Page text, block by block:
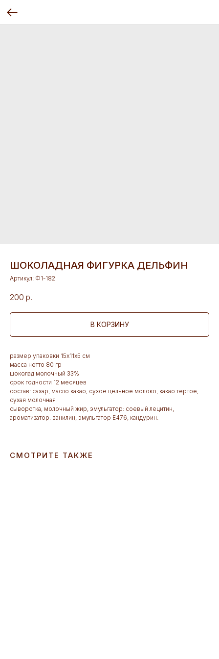
ШОКОЛАДНАЯ ФИГУРКА ДЕЛЬФИН
Артикул: Ф1-182
200 р.
В КОРЗИНУ
размер упаковки 15х11х5 см
масса нетто 80 гр
шоколад молочный 33%
срок годности 12 месяцев
состав: сахар, масло какао, сухое цельное молоко, какао тертое,
сухая молочная
сыворотка, молочный жир, эмульгатор: соевый лецитин,
ароматизатор: ванилин, эмульгатор Е476, кандурин.
СМОТРИТЕ ТАКЖЕ